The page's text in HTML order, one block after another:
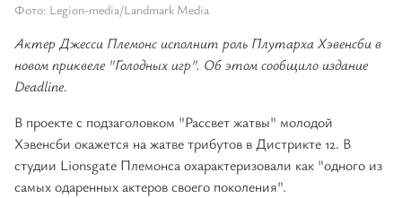
Фото: Legion-media/Landmark Media
Актер Джесси Племонс исполнит роль Плутарха Хэвенсби в
новом приквеле "Голодных игр". Об этом сообщило издание
Deadline.
В проекте с подзаголовком "Рассвет жатвы" молодой
Хэвенсби окажется на жатве трибутов в Дистрикте 12. В
студии Lionsgate Племонса охарактеризовали как "одного из
самых одаренных актеров своего поколения".